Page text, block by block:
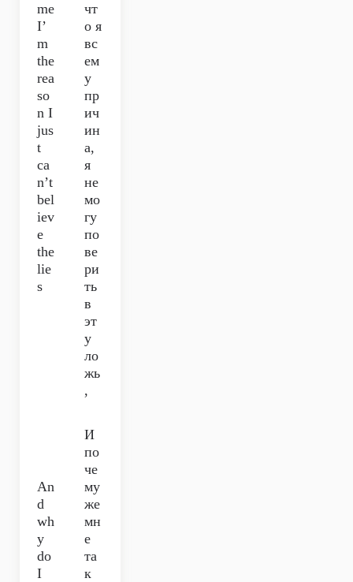
me
I’
m
the
rea
so
n I
jus
t
ca
n’t
bel
iev
e
the
lie
s
чт
о я
вс
ем
у
пр
ич
ин
а,
я
не
мо
гу
по
ве
ри
ть
в
эт
у
ло
жь
,
An
d
wh
y
do
I
И
по
че
му
же
мн
е
та
к